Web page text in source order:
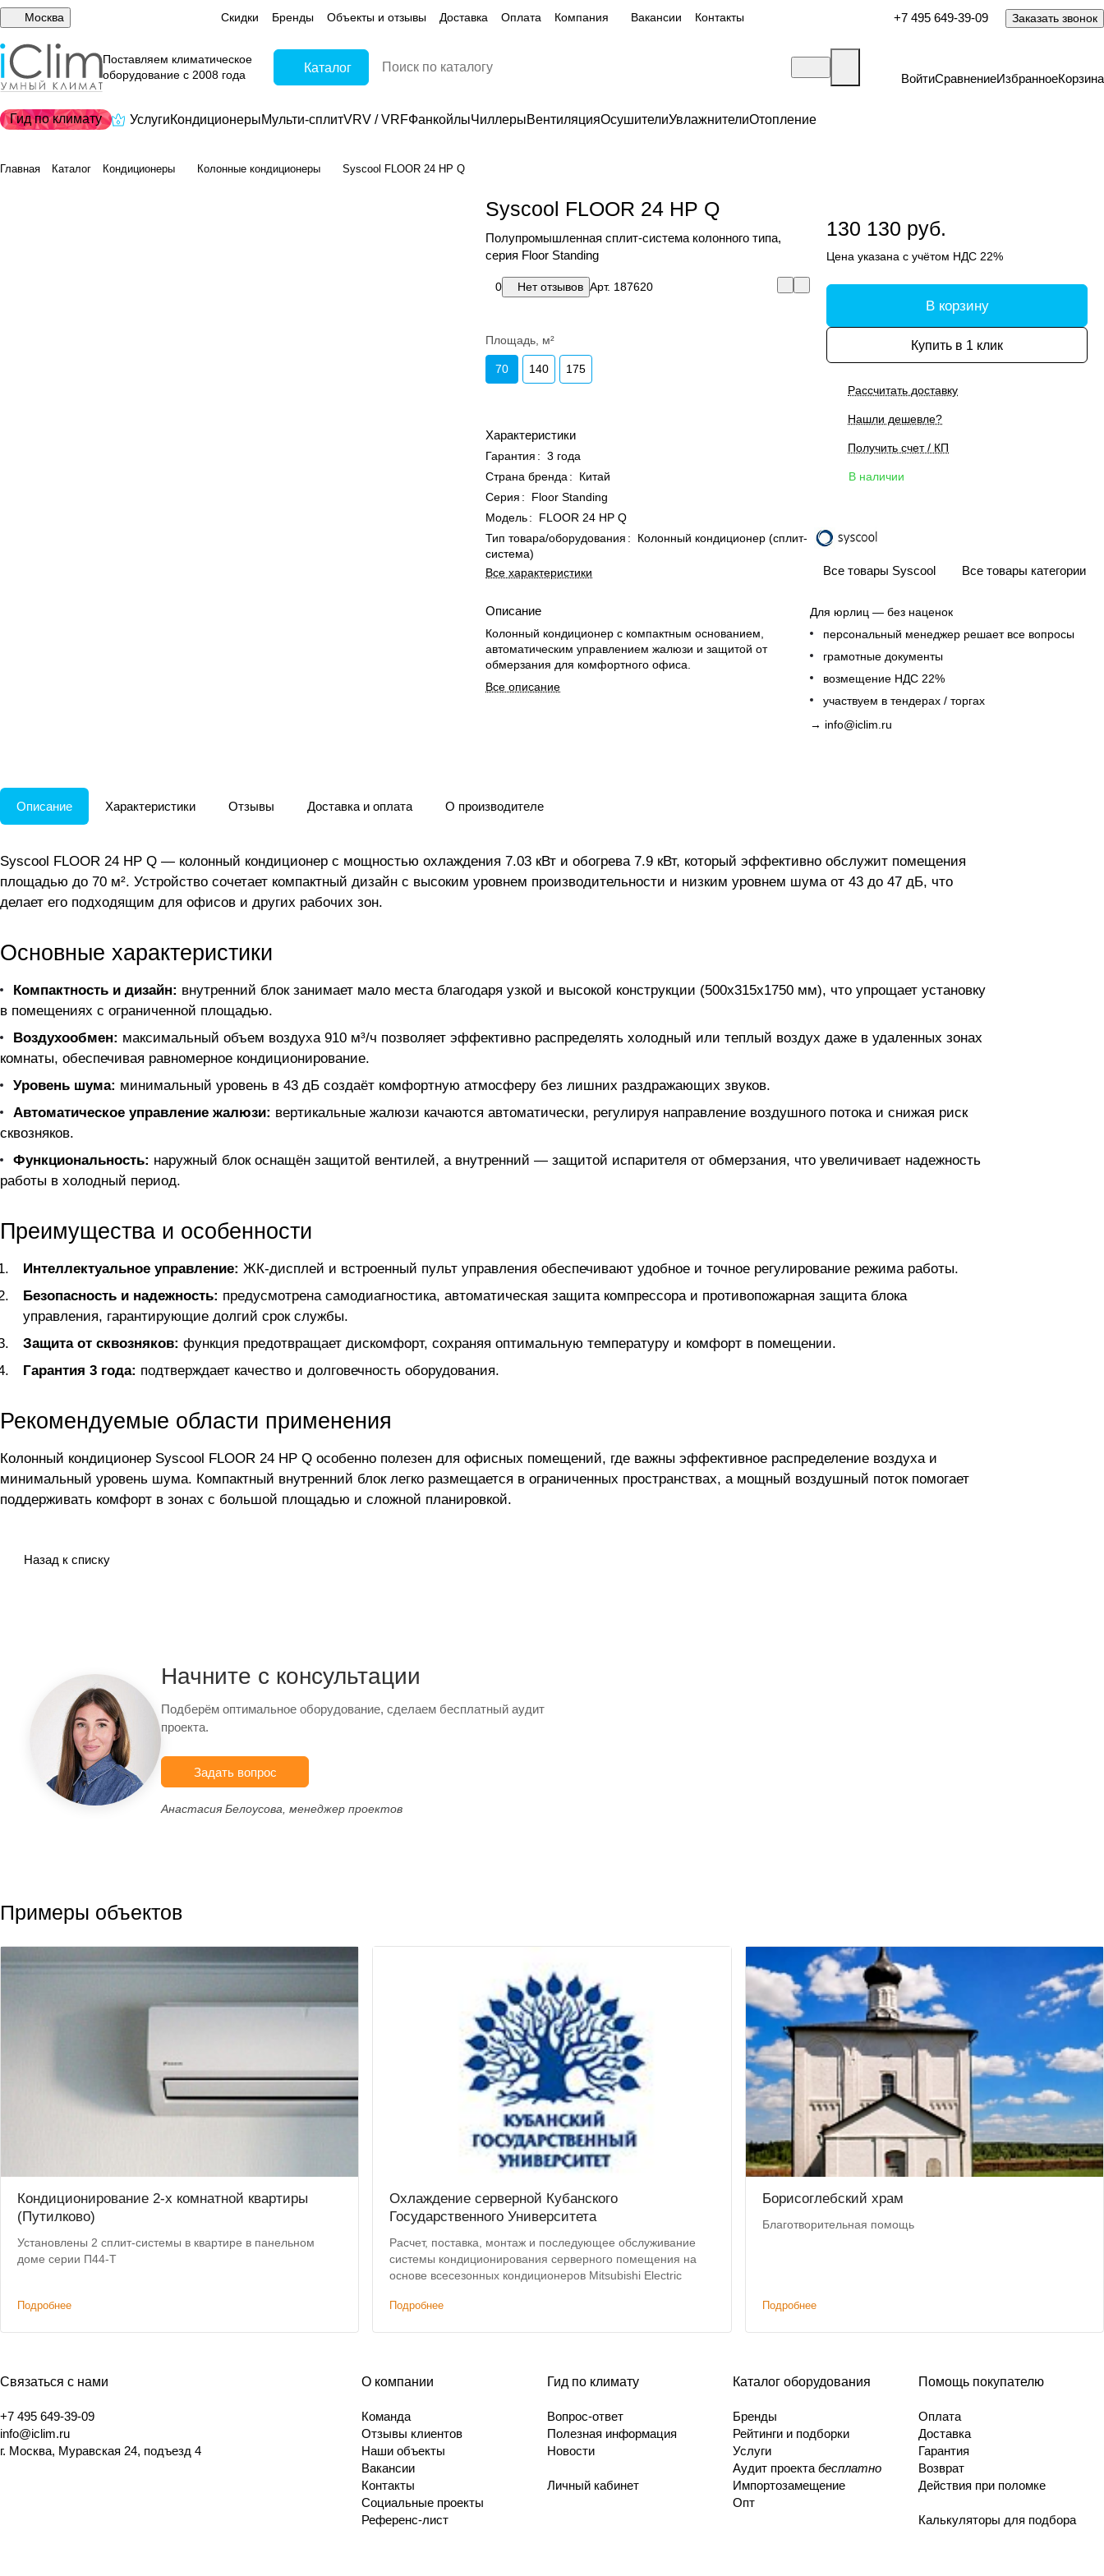
Москва Скидки Бренды Объекты и отзывы Доставка Оплата Компания Вакансии Контакты +7 495 649-39-09 Заказать звонок
Поставляем климатическое
оборудование с 2008 года
Каталог
ВойтиСравнениеИзбранноеКорзина
Гид по климату УслугиКондиционерыМульти-сплитVRV / VRFФанкойлыЧиллерыВентиляцияОсушителиУвлажнителиОтопление
Главная Каталог Кондиционеры Колонные кондиционеры Syscool FLOOR 24 HP Q
Syscool FLOOR 24 HP Q
Полупромышленная сплит-система колонного типа,
серия Floor Standing
0 Нет отзывов Арт. 187620
Площадь, м²
70 140 175
Характеристики
Гарантия : 3 года
Страна бренда :
Китай
Серия :
Floor Standing
Модель:
FLOOR 24 HP Q
Тип товара/оборудования :
Колонный кондиционер (сплит-
система)
Все характеристики
Описание
Колонный кондиционер с компактным основанием,
автоматическим управлением жалюзи и защитой от
обмерзания для комфортного офиса.
Все описание
130 130 руб.
Цена указана с учётом НДС 22%
В корзину
Купить в 1 клик
Рассчитать доставку
Нашли дешевле?
Получить счет / КП
В наличии
Все товары Syscool Все товары категории
Для юрлиц — без наценок
персональный менеджер решает все вопросы
грамотные документы
возмещение НДС 22%
участвуем в тендерах / торгах
→ info@iclim.ru
Описание Характеристики Отзывы Доставка и оплата О производителе
Syscool FLOOR 24 HP Q — колонный кондиционер с мощностью охлаждения 7.03 кВт и обогрева 7.9 кВт, который эффективно обслужит помещения
площадью до 70 м². Устройство сочетает компактный дизайн с высоким уровнем производительности и низким уровнем шума от 43 до 47 дБ, что
делает его подходящим для офисов и других рабочих зон.
Основные характеристики
Компактность и дизайн: внутренний блок занимает мало места благодаря узкой и высокой конструкции (500x315x1750 мм), что упрощает установку
в помещениях с ограниченной площадью.
Воздухообмен: максимальный объем воздуха 910 м³/ч позволяет эффективно распределять холодный или теплый воздух даже в удаленных зонах
комнаты, обеспечивая равномерное кондиционирование.
Уровень шума: минимальный уровень в 43 дБ создаёт комфортную атмосферу без лишних раздражающих звуков.
Автоматическое управление жалюзи: вертикальные жалюзи качаются автоматически, регулируя направление воздушного потока и снижая риск
сквозняков.
Функциональность: наружный блок оснащён защитой вентилей, а внутренний — защитой испарителя от обмерзания, что увеличивает надежность
работы в холодный период.
Преимущества и особенности
Интеллектуальное управление: ЖК-дисплей и встроенный пульт управления обеспечивают удобное и точное регулирование режима работы.
Безопасность и надежность: предусмотрена самодиагностика, автоматическая защита компрессора и противопожарная защита блока
управления, гарантирующие долгий срок службы.
Защита от сквозняков: функция предотвращает дискомфорт, сохраняя оптимальную температуру и комфорт в помещении.
Гарантия 3 года: подтверждает качество и долговечность оборудования.
Рекомендуемые области применения
Колонный кондиционер Syscool FLOOR 24 HP Q особенно полезен для офисных помещений, где важны эффективное распределение воздуха и
минимальный уровень шума. Компактный внутренний блок легко размещается в ограниченных пространствах, а мощный воздушный поток помогает
поддерживать комфорт в зонах с большой площадью и сложной планировкой.
Назад к списку
Начните с консультации
Подберём оптимальное оборудование, сделаем бесплатный аудит
проекта.
Задать вопрос
Анастасия Белоусова, менеджер проектов
Примеры объектов
Кондиционирование 2-х комнатной квартиры
(Путилково)
Установлены 2 сплит-системы в квартире в панельном
доме серии П44-Т
Подробнее
Охлаждение серверной Кубанского
Государственного Университета
Расчет, поставка, монтаж и последующее обслуживание
системы кондиционирования серверного помещения на
основе всесезонных кондиционеров Mitsubishi Electric
Подробнее
Борисоглебский храм
Благотворительная помощь
Подробнее
Связаться с нами
+7 495 649-39-09
info@iclim.ru
г. Москва, Муравская 24, подъезд 4
О компании
Команда
Отзывы клиентов
Наши объекты
Вакансии
Контакты
Социальные проекты
Референс-лист
Гид по климату
Вопрос-ответ
Полезная информация
Новости
Личный кабинет
Каталог оборудования
Бренды
Рейтинги и подборки
Услуги
Аудит проекта бесплатно
Импортозамещение
Опт
Помощь покупателю
Оплата
Доставка
Гарантия
Возврат
Действия при поломке
Калькуляторы для подбора